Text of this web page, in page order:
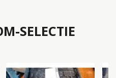
SELECTIE